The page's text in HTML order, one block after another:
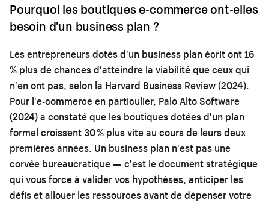
Pourquoi les boutiques e-commerce ont-elles
besoin d'un business plan ?
Les entrepreneurs dotés d'un business plan écrit ont 16
% plus de chances d'atteindre la viabilité que ceux qui
n'en ont pas, selon la Harvard Business Review (2024).
Pour l'e-commerce en particulier, Palo Alto Software
(2024) a constaté que les boutiques dotées d'un plan
formel croissent 30 % plus vite au cours de leurs deux
premières années. Un business plan n'est pas une
corvée bureaucratique — c'est le document stratégique
qui vous force à valider vos hypothèses, anticiper les
défis et allouer les ressources avant de dépenser votre